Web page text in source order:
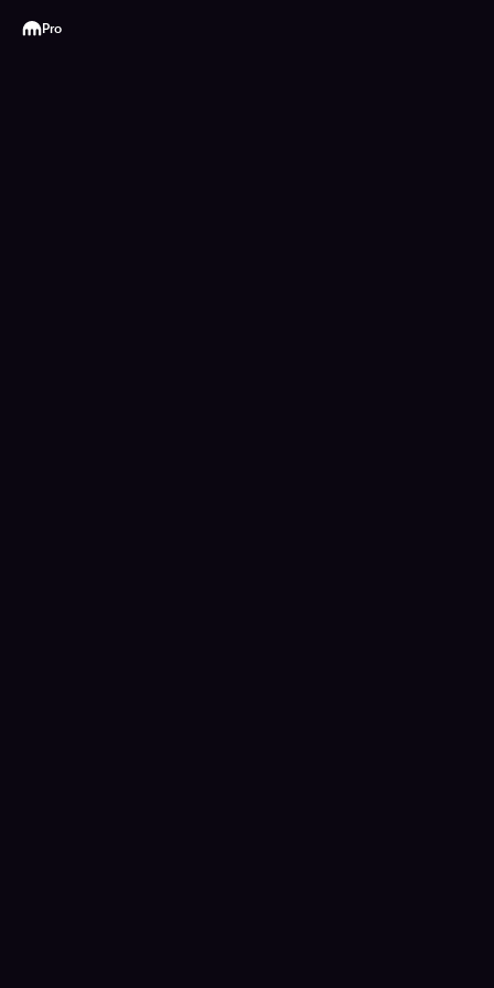
Kraken
Pro